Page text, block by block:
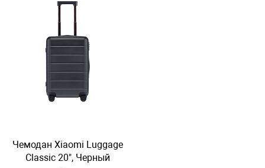
Чемодан Xiaomi Luggage
Classic 20", Черный